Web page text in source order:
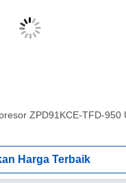
ZPD91KCE-TFD-950
Harga Terbaik